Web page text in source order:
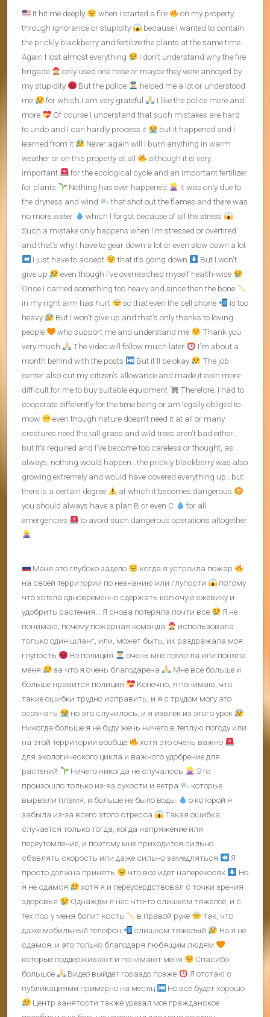
It hit me deeply when I started a fire
on my property
through ignorance or stupidity
because I wanted to contain
the prickly blackberry and fertilize the plants at the same time…
Again I lost almost everything
I don’t understand why the fire
brigade
only used one hose or maybe they were annoyed by
my stupidity
But the police
helped me a lot or understood
me
for which I am very grateful
I like the police more and
more
Of course I understand that such mistakes are hard
to undo and I can hardly process it
but it happened and I
learned from it
Never again will I burn anything in warm
weather or on this property at all
although it is very
important
for the ecological cycle and an important fertilizer
for plants
Nothing has ever happened
It was only due to
the dryness and wind
that shot out the flames and there was
no more water
which I forgot because of all the stress
Such a mistake only happens when I’m stressed or overtired
and that’s why I have to gear down a lot or even slow down a lot
I just have to accept
that it’s going down
But I won’t
give up
even though I’ve overreached myself health-wise
Once I carried something too heavy and since then the bone
in my right arm has hurt
so that even the cell phone
is too
heavy
But I won’t give up and that’s only thanks to loving
people
who support me and understand me
Thank you
very much
The video will follow much later
I’m about a
month behind with the posts
But it’ll be okay
The job
center also cut my citizen’s allowance and made it even more
difficult for me to buy suitable equipment
Therefore, I had to
cooperate differently for the time being or am legally obliged to
mow
even though nature doesn’t need it at all or many
creatures need the tall grass and wild trees aren’t bad either…
but it’s required and I’ve become too careless or thought, as
always, nothing would happen…the prickly blackberry was also
growing extremely and would have covered everything up…but
there is a certain degree
at which it becomes dangerous
you should always have a plan B or even C
for all
emergencies
to avoid such dangerous operations altogether
Меня это глубоко задело
когда я устроила пожар
на своей территории по незнанию или глупости
потому
что хотела одновременно сдержать колючую ежевику и
удобрить растения… Я снова потеряла почти все
Я не
понимаю, почему пожарная команда
использовала
только один шланг, или, может быть, их раздражала моя
глупость
Но полиция
очень мне помогла или поняла
меня
за что я очень благодарена
Мне все больше и
больше нравится полиция
Конечно, я понимаю, что
такие ошибки трудно исправить, и я с трудом могу это
осознать
но это случилось, и я извлек из этого урок
Никогда больше я не буду жечь ничего в теплую погоду или
на этой территории вообще
хотя это очень важно
для экологического цикла и важного удобрение для
растений
Ничего никогда не случалось
Это
произошло только из-за сухости и ветра
которые
вырвали пламя, и больше не было воды
о которой я
забыла из-за всего этого стресса
Такая ошибка
случается только тогда, когда напряжение или
переутомление, и поэтому мне приходится сильно
сбавлять скорость или даже сильно замедляться
Я
просто должна принять
что все идет наперекосяк
Но
я не сдамся
хотя я и переусердствовал с точки зрения
здоровья
Однажды я нёс что-то слишком тяжелое, и с
тех пор у меня болит кость
в правой руке
так, что
даже мобильный телефон
слишком тяжелый
Но я не
сдамся, и это только благодаря любящим людям
которые поддерживают и понимают меня
Спасибо
большое
Видео выйдет гораздо позже
Я отстаю с
публикациями примерно на месяц
Но всё будет хорошо
Центр занятости также урезал мое гражданское